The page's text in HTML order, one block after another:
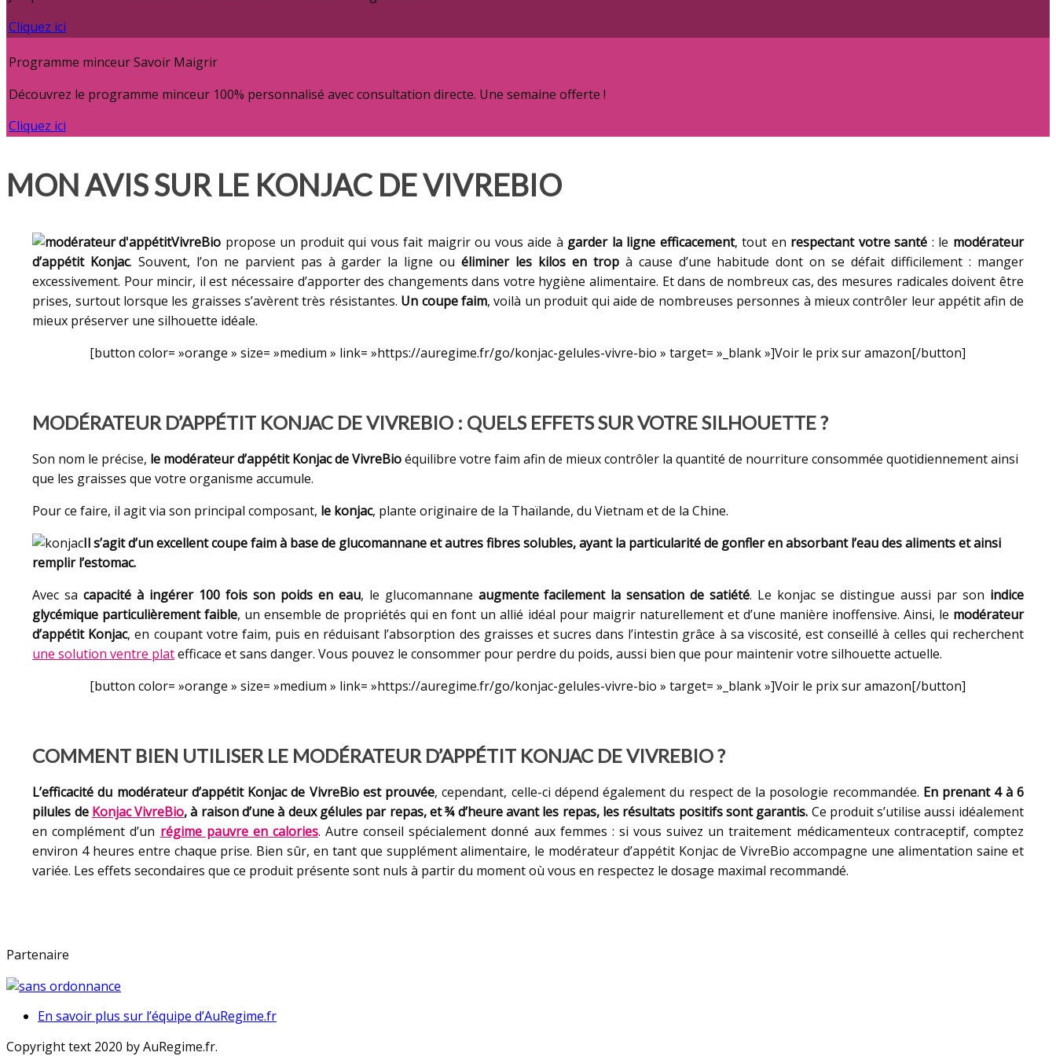
Cliquez ici
Programme minceur Savoir Maigrir
Découvrez le programme minceur 100% personnalisé avec consultation directe. Une semaine offerte !
Cliquez ici
MON AVIS SUR LE KONJAC DE VIVREBIO
VivreBio propose un produit qui vous fait maigrir ou vous aide à garder la ligne efficacement, tout en respectant votre santé : le modérateur
d’appétit Konjac. Souvent, l’on ne parvient pas à garder la ligne ouéliminer les kilos en tropà cause d’une habitude dont on se défait difficilement : manger
excessivement. Pour mincir, il est nécessaire d’apporter des changements dans votre hygiène alimentaire. Et dans de nombreux cas, des mesures radicales doivent être
prises, surtout lorsque les graisses s’avèrent très résistantes. Un coupe faim, voilà un produit qui aide de nombreuses personnes à mieux contrôler leur appétit afin de
mieux préserver une silhouette idéale.
[button color= »orange » size= »medium » link= »https://auregime.fr/go/konjac-gelules-vivre-bio » target= »_blank »]Voir le prix sur amazon[/button]
MODÉRATEUR D’APPÉTIT KONJAC DE VIVREBIO : QUELS EFFETS SUR VOTRE SILHOUETTE ?
Son nom le précise, le modérateur d’appétit Konjac de VivreBioéquilibre votre faim afin de mieux contrôler la quantité de nourriture consommée quotidiennement ainsi
que les graisses que votre organisme accumule.
Pour ce faire, il agit via son principal composant, le konjac, plante originaire de la Thaïlande, du Vietnam et de la Chine.
Il s’agit d’un excellent coupe faim à base de glucomannane et autres fibres solubles, ayant la particularité de gonfler en absorbant l’eau des aliments et ainsi
remplir l’estomac.
Avec sacapacité à ingérer 100 fois son poids en eau, le glucomannane augmente facilement la sensation de satiété. Le konjac se distingue aussi par son indice
glycémique particulièrement faible, un ensemble de propriétés qui en font un allié idéal pour maigrir naturellement et d’une manière inoffensive. Ainsi, le modérateur
d’appétit Konjac, en coupant votre faim, puis en réduisant l’absorption des graisses et sucres dans l’intestin grâce à sa viscosité, est conseillé à celles qui recherchent
une solution ventre platefficace et sans danger. Vous pouvez le consommer pour perdre du poids, aussi bien que pour maintenir votre silhouette actuelle.
[button color= »orange » size= »medium » link= »https://auregime.fr/go/konjac-gelules-vivre-bio » target= »_blank »]Voir le prix sur amazon[/button]
COMMENT BIEN UTILISER LE MODÉRATEUR D’APPÉTIT KONJAC DE VIVREBIO ?
L’efficacité du modérateur d’appétit Konjac de VivreBio est prouvée, cependant, celle-ci dépend également du respect de la posologie recommandée. En prenant 4 à 6
pilules de Konjac VivreBio, à raison d’une à deux gélules par repas, et ¾ d’heure avant les repas, les résultats positifs sont garantis. Ce produit s’utilise aussi idéalement
en complément d’un régime pauvre en calories. Autre conseil spécialement donné aux femmes : si vous suivez un traitement médicamenteux contraceptif, comptez
environ 4 heures entre chaque prise. Bien sûr, en tant que supplément alimentaire, le modérateur d’appétit Konjac de VivreBio accompagne une alimentation saine et
variée. Les effets secondaires que ce produit présente sont nuls à partir du moment où vous en respectez le dosage maximal recommandé.
Partenaire
En savoir plus sur l’équipe d’AuRegime.fr
Copyright text 2020 by AuRegime.fr.